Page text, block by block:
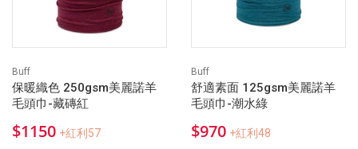
Buff
保暖織色 250gsm美麗諾羊
毛頭巾-藏磚紅
$1150 +紅利57
Buff
舒適素面 125gsm美麗諾羊
毛頭巾-潮水綠
$970 +紅利48